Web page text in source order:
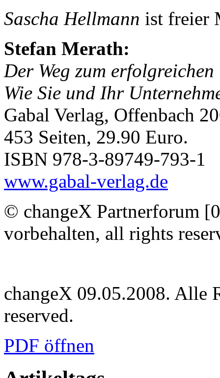
Sascha Hellmann ist freier
Stefan Merath:
Der Weg zum
Wie Sie und Ihr
Gabal Verlag, Offenbach
453 Seiten, 29.90 Euro.
ISBN 978-3-89749-793-1
www.gabal-verlag.de
© changeX Partnerforum
vorbehalten, all rights
changeX 09.05.2008. Alle
reserved.
PDF öffnen